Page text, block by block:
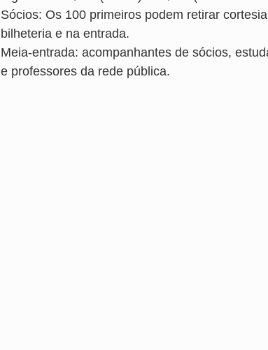
Sócios: Os 100 primeiros podem retirar
bilheteria e na entrada.
Meia-entrada: acompanhantes de sócios,
e professores da rede pública.